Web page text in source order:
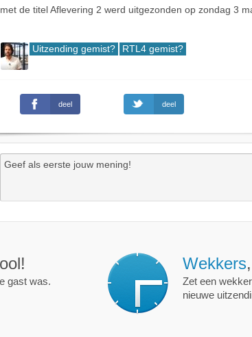
met de titel Aflevering 2 werd uitgezonden op zondag 3
Uitzending gemist? RTL4 gemist?
deel deel
Wekkers , altijd op de
Zet een wekker op een programma of
nieuwe uitzending is.